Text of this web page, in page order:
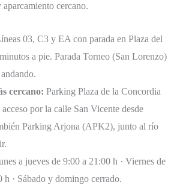
aparcamiento cercano.
03, C3 y EA con parada en Plaza del
minutos a pie. Parada Torneo (San Lorenzo)
andando.
cercano: Parking Plaza de la Concordia
acceso por la calle San Vicente desde
Parking Arjona (APK2), junto al río
a jueves de 9:00 a 21:00 h · Viernes de
h · Sábado y domingo cerrado.